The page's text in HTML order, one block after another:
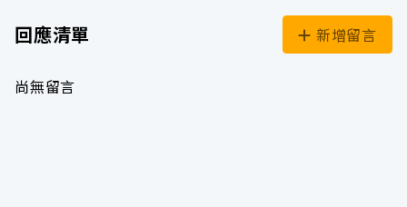
回應清單 新增留言
尚無留言